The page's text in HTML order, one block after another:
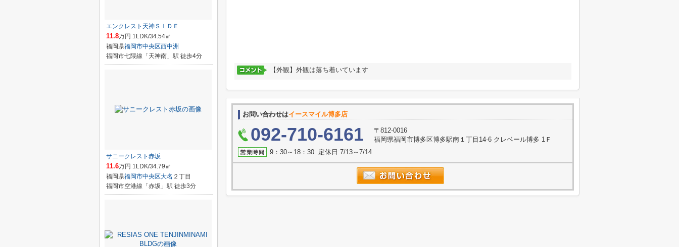
【外観】外観は落ち着いています
お問い合わせはイースマイル博多店
092-710-6161
〒812-0016
福岡県福岡市博多区博多駅南１丁目14-6 クレベール博多 1Ｆ
9：30～18：30 定休日:7/13～7/14
エンクレスト天神ＳＩＤＥ
11.8万円 1LDK/34.54㎡
福岡県福岡市中央区西中洲
福岡市七隈線「天神南」駅 徒歩4分
サニークレスト赤坂
11.6万円 1LDK/34.79㎡
福岡県福岡市中央区大名 ２丁目
福岡市空港線「赤坂」駅 徒歩3分